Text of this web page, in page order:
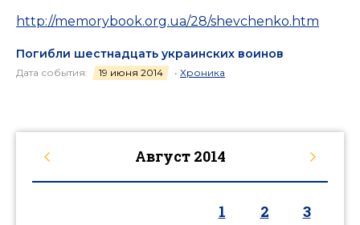
http://memorybook.org.ua/28/shevchenko.htm
Погибли шестнадцать украинских воинов
Дата события: 19 июня 2014 • Хроника
Август 2014
1 2
3